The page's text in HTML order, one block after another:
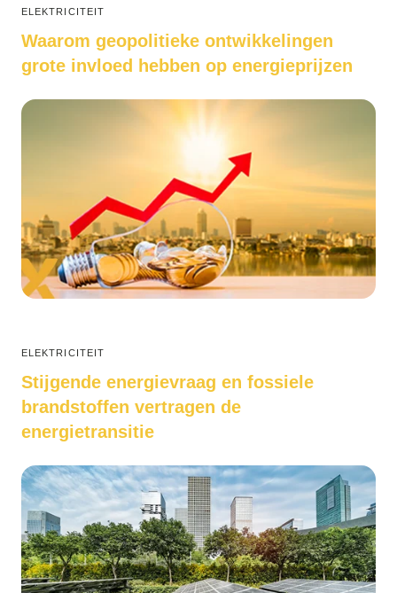
ELEKTRICITEIT
Waarom geopolitieke ontwikkelingen
grote invloed hebben op energieprijzen
ELEKTRICITEIT
Stijgende energievraag en fossiele
brandstoffen vertragen de
energietransitie